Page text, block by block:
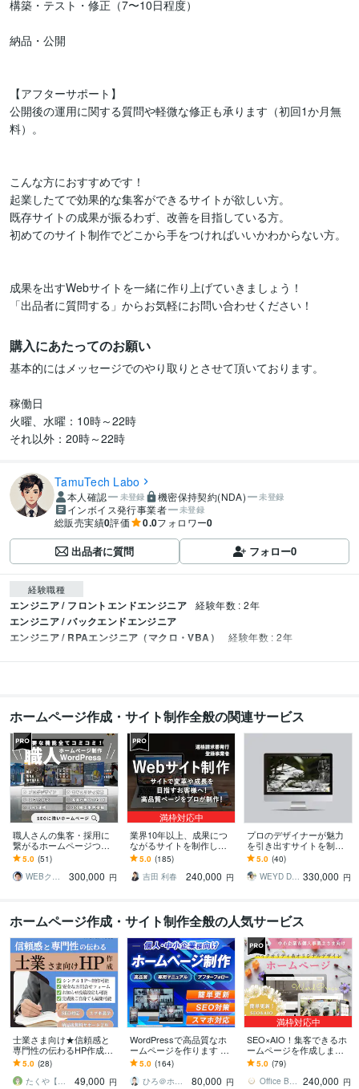
構築・テスト・修正（7〜10日程度）
納品・公開
【アフターサポート】
公開後の運用に関する質問や軽微な修正も承ります（初回1か月無
料）。
こんな方におすすめです！
起業したてで効果的な集客ができるサイトが欲しい方。
既存サイトの成果が振るわず、改善を目指している方。
初めてのサイト制作でどこから手をつければいいかわからない方。
成果を出すWebサイトを一緒に作り上げていきましょう！
「出品者に質問する」からお気軽にお問い合わせください！
購入にあたってのお願い
基本的にはメッセージでのやり取りとさせて頂いております。
稼働日
火曜、水曜：10時～22時
それ以外：20時～22時
TamuTech Labo
本人確認 未登録 機密保持契約(NDA) 未登録
インボイス発行事業者 未登録
総販売実績0評価 0.0フォロワー0
出品者に質問 フォロー0
経験職種
エンジニア / フロントエンドエンジニア 経験年数 : 2年
エンジニア / バックエンドエンジニア
エンジニア / RPAエンジニア（マクロ・VBA）
経験年数 : 2年
ホームページ作成・サイト制作全般の関連サービス
職人さんの集客・採用に
繋がるホームページつく
ります 大手ホームページ
制作会社で7年で200社以
上の制作実績！
5.0 (51)
WEBクリエイター ヨシ
300,000 円
満枠対応中
業界10年以上、成果につ
ながるサイトを制作しま
す 集客・信頼・運用まで
考えた安心のサイト制作
5.0 (185)
吉田 利春
240,000 円
プロのデザイナーが魅力
を引き出すサイトを制作
します 【国内外で経験】
ブランディングを考えた
魅力を引き出すデザイン
5.0 (40)
WEYD DESIGN 330,000 円
ホームページ作成・サイト制作全般の人気サービス
士業さま向け★信頼感と
専門性の伝わるHP作成し
ます 弁護士様、司法書士
様、行政書士様、社労士
様、税理士様向けに！
5.0 (28)
たくや【WEB制作 G_conure】
49,000 円
WordPressで高品質なホ
ームページを作ります シ
ンプル/SEO/ホームペー
ジ/おしゃれ/スタイリッシ
ュ
5.0 (164)
ひろ＠ホームページ制作
80,000 円
満枠対応中
SEO×AIO！集客できるホ
ームページを作成します
★ 初心者歓迎！オリジナ
ルデザイン！簡単更新！
オシャレなＨＰ
5.0 (79)
Office Bouquetgarni 240,000 円